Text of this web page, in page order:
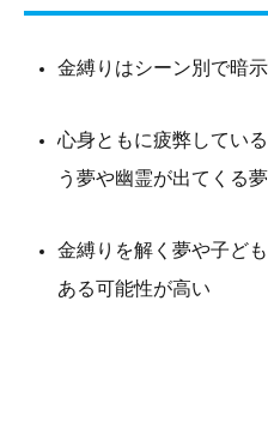
金縛りはシーン別で暗
心身ともに疲弊してい
う夢や幽霊が出てくる
金縛りを解く夢や子ど
ある可能性が高い